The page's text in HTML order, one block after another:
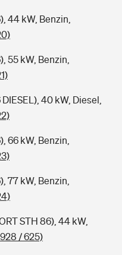
44 kW, Benzin,
55 kW, Benzin,
40 kW, Diesel,
66 kW, Benzin,
77 kW, Benzin,
STH 86), 44 kW,
/ 625)